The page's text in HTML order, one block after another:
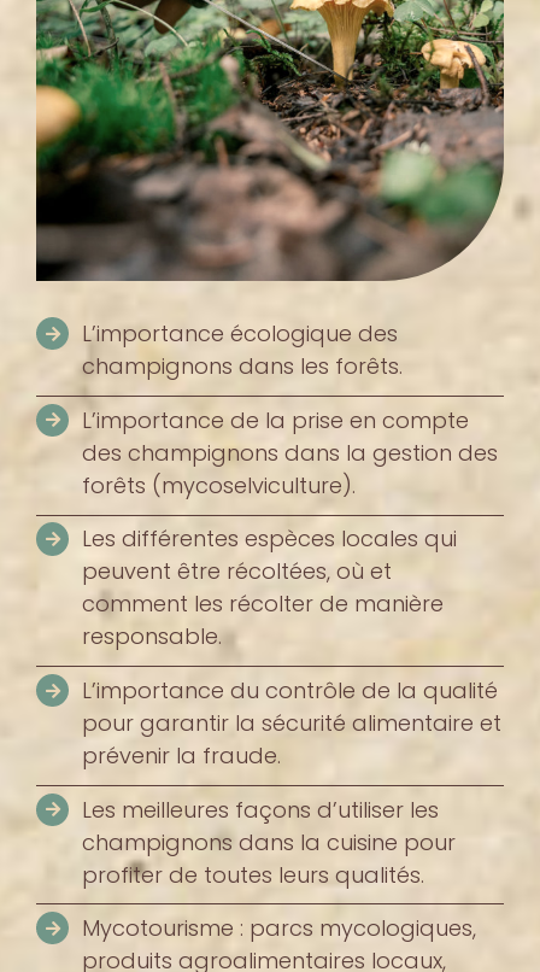
L’importance écologique des
champignons dans les forêts.
L’importance de la prise en compte
des champignons dans la gestion des
forêts (mycoselviculture).
Les différentes espèces locales qui
peuvent être récoltées, où et
comment les récolter de manière
responsable.
L’importance du contrôle de la qualité
pour garantir la sécurité alimentaire et
prévenir la fraude.
Les meilleures façons d’utiliser les
champignons dans la cuisine pour
profiter de toutes leurs qualités.
Mycotourisme : parcs mycologiques,
produits agroalimentaires locaux,